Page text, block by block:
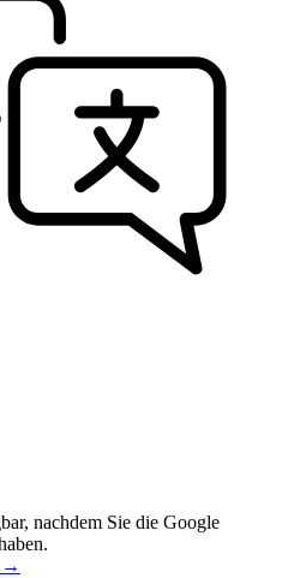
nachdem Sie die Google
→